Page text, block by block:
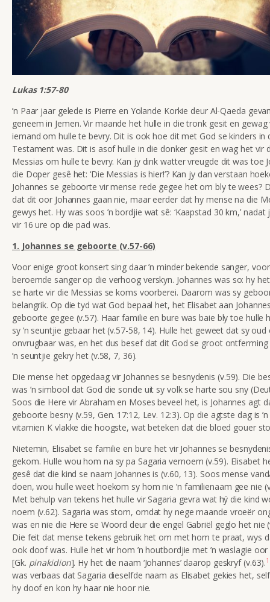
Lukas 1:57-80
’n Paar jaar gelede is Pierre en Yolande Korkie deur Al-Qaeda
geneem in Jemen. Vir maande het hulle in die tronk gesit en gewag
iemand om hulle te bevry. Dit is ook hoe dit met God se kinders in
Testament was. Dit is asof hulle in die donker gesit en wag het vir
Messias om hulle te bevry. Kan jy dink watter vreugde dit was toe
die Doper gesê het: ‘Die Messias is hier!’? Kan jy dan verstaan
Johannes se geboorte vir mense rede gegee het om bly te wees?
dat dit oor Johannes gaan nie, maar eerder dat hy mense na die
gewys het. Hy was soos ’n bordjie wat sê: ‘Kaapstad 30 km,’ nadat
vir 16 ure op die pad was.
1. Johannes se geboorte (v.57-66)
Voor enige groot konsert sing daar ’n minder bekende sanger,
beroemde sanger op die verhoog verskyn. Johannes was so: hy
se harte vir die Messias se koms voorberei. Daarom was sy
belangrik. Op die tyd wat God bepaal het, het Elisabet aan
geboorte gegee (v.57). Haar familie en bure was baie bly toe hulle
sy ’n seuntjie gebaar het (v.57-58, 14). Hulle het geweet dat sy oud
onvrugbaar was, en het dus besef dat dit God se groot ontferming
’n seuntjie gekry het (v.58, 7, 36).
Die mense het opgedaag vir Johannes se besnydenis (v.59). Die
was ’n simbool dat God die sonde uit sy volk se harte sou sny
Soos die Here vir Abraham en Moses beveel het, is Johannes agt
geboorte besny (v.59, Gen. 17:12, Lev. 12:3). Op die agtste dag is
vitamien K vlakke die hoogste, wat beteken dat die bloed gouer
Nietemin, Elisabet se familie en bure het vir Johannes se
gekom. Hulle wou hom na sy pa Sagaria vernoem (v.59). Elisabet
gesê dat die kind se naam Johannes is (v.60, 13). Soos mense
doen, wou hulle weet hoekom sy hom nie ’n familienaam gee nie
Met behulp van tekens het hulle vir Sagaria gevra wat hý die kind
noem (v.62). Sagaria was stom, omdat hy nege maande vroeër
was en nie die Here se Woord deur die engel Gabriël geglo het nie
Die feit dat mense tekens gebruik het om met hom te praat, wys
ook doof was. Hulle het vir hom ’n houtbordjie met ’n waslagie
[Gk. pinakidion]. Hy het die naam ‘Johannes’ daarop geskryf (v.63).1
was verbaas dat Sagaria dieselfde naam as Elisabet gekies het,
hy doof en kon hy haar nie hoor nie.